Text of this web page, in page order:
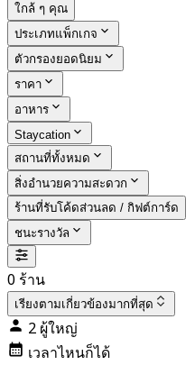
ใกล้ ๆ คุณ
ประเภทแพ็กเกจ
ตัวกรองยอดนิยม
ราคา
อาหาร
Staycation
สถานที่ทั้งหมด
สิ่งอำนวยความสะดวก
ร้านที่รับโค้ดส่วนลด / กิฟต์การ์ด
ชนะรางวัล
0 ร้าน
เรียงตามเกี่ยวข้องมากที่สุด
2 ผู้ใหญ่
เวลาไหนก็ได้